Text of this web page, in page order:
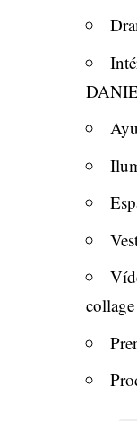
collage